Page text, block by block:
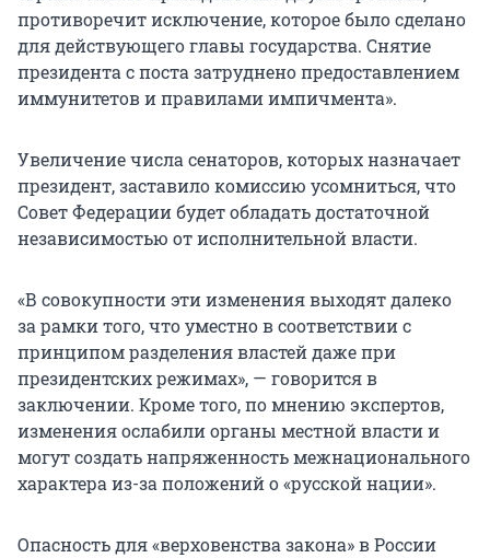
противоречит исключение, которое было сделано
для действующего главы государства. Снятие
президента с поста затруднено предоставлением
иммунитетов и правилами импичмента».
Увеличение числа сенаторов, которых назначает
президент, заставило комиссию усомниться, что
Совет Федерации будет обладать достаточной
независимостью от исполнительной власти.
«В совокупности эти изменения выходят далеко
за рамки того, что уместно в соответствии с
принципом разделения властей даже при
президентских режимах», — говорится в
заключении. Кроме того, по мнению экспертов,
изменения ослабили органы местной власти и
могут создать напряженность межнационального
характера из-за положений о «русской нации».
Опасность для «верховенства закона» в России